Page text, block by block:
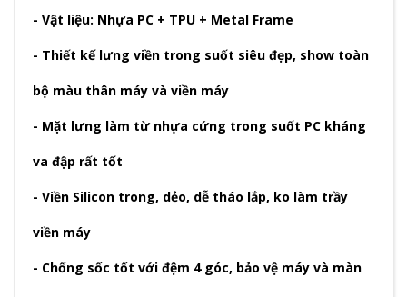
- Vật liệu: Nhựa PC + TPU + Metal Frame
- Thiết kế lưng viền trong suốt siêu đẹp, show toàn
bộ màu thân máy và viền máy
- Mặt lưng làm từ nhựa cứng trong suốt PC kháng
va đập rất tốt
- Viền Silicon trong, dẻo, dễ tháo lắp, ko làm trầy
viền máy
- Chống sốc tốt với đệm 4 góc, bảo vệ máy và màn